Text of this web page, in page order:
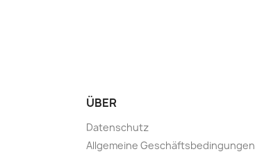
ÜBER
Datenschutz
Allgemeine Geschäftsbedingungen